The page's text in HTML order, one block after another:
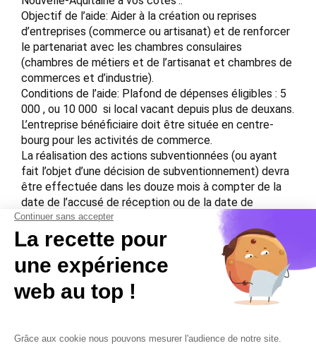
Objectif de l’aide: Aider à la création ou reprises
d’entreprises (commerce ou artisanat) et de renforcer
le partenariat avec les chambres consulaires
(chambres de métiers et de l’artisanat et chambres de
commerces et d’industrie).
Conditions de l’aide: Plafond de dépenses éligibles : 5
000 , ou 10 000  si local vacant depuis plus de deuxans.
L’entreprise bénéficiaire doit être située en centre-
bourg pour les activités de commerce.
La réalisation des actions subventionnées (ou ayant
fait l’objet d’une décision de subventionnement) devra
être effectuée dans les douze mois à compter de la
date de l’accusé de réception ou de la date de
notification de l’aide par la Communauté de Communes
de Ventadour-Egletons-Monédières.
Montant de l’aide: Subvention représentant 30 % des
dépenses éligibles (HT).
Source: